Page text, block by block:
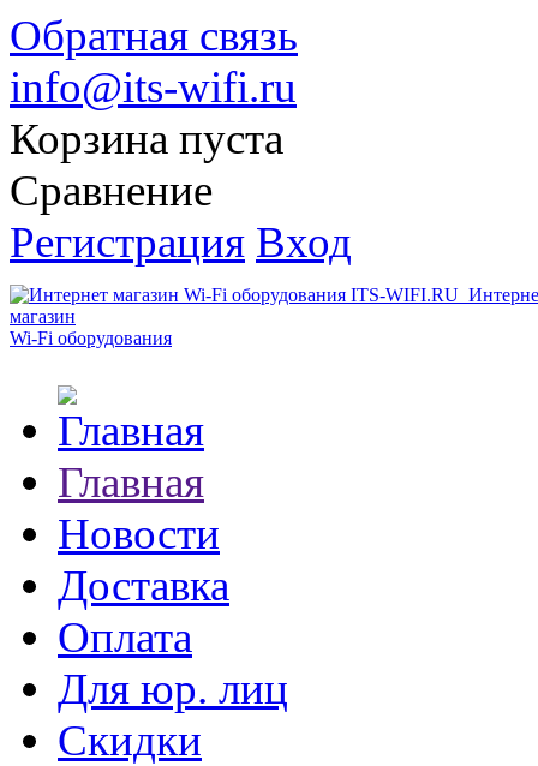
Обратная связь
info@its-wifi.ru
Корзина пуста
Сравнение
Регистрация Вход
магазин
Wi-Fi оборудования
Главная
Новости
Доставка
Оплата
Для юр. лиц
Скидки